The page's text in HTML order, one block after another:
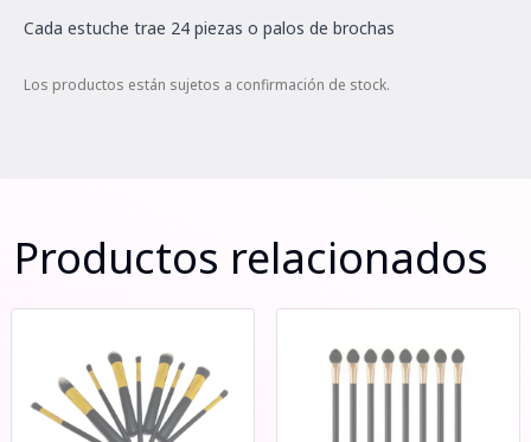
Cada estuche trae 24 piezas o palos de brochas
Los productos están sujetos a confirmación de stock.
Productos relacionados